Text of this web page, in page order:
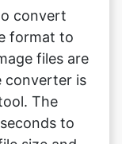
is
The
to
size and
Our free
be used
using this